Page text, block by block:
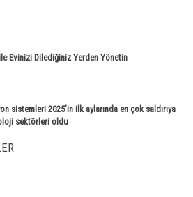
Evinizi Dilediğiniz Yerden Yönetin
sistemleri 2025’in ilk aylarında en çok saldırıya
sektörleri oldu